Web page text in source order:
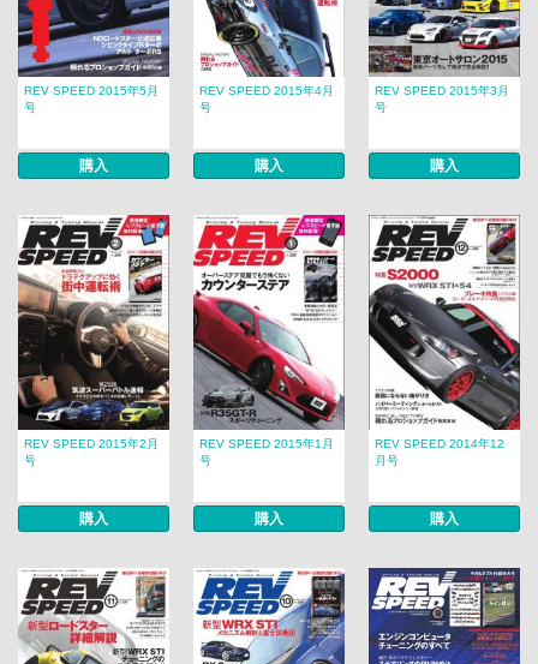
REV SPEED 2015年5月
号
購入
REV SPEED 2015年4月
号
購入
REV SPEED 2015年3月
号
購入
REV SPEED 2015年2月
号
購入
REV SPEED 2015年1月
号
購入
REV SPEED 2014年12
月号
購入